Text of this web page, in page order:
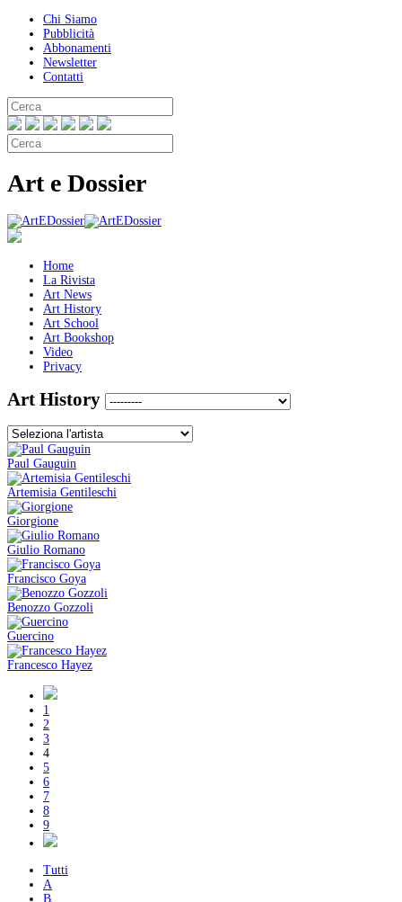
Chi Siamo
Pubblicità
Abbonamenti
Newsletter
Contatti
Art e Dossier
Home
La Rivista
Art News
Art History
Art School
Art Bookshop
Video
Privacy
Art History
Paul Gauguin
Artemisia Gentileschi
Giorgione
Giulio Romano
Francisco Goya
Benozzo Gozzoli
Guercino
Francesco Hayez
1
2
3
4
5
6
7
8
9
Tutti
A
B